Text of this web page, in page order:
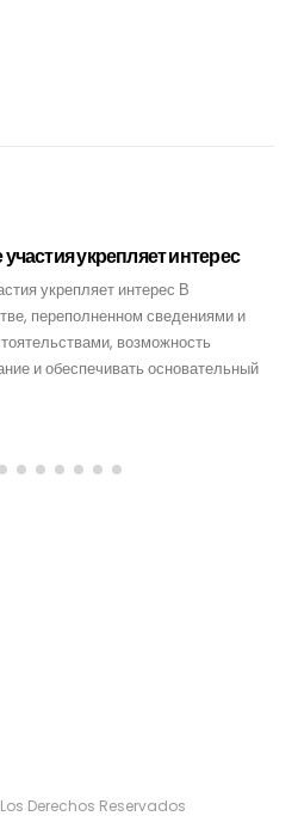
укрепляет интерес
укрепляет интерес В
переполненном сведениями и
возможность
и обеспечивать основательный
Derechos Reservados